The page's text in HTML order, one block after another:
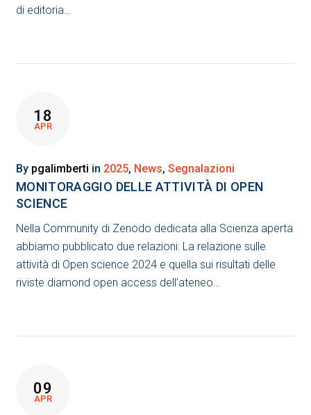
di editoria…
18
APR
By pgalimberti in 2025, News, Segnalazioni
MONITORAGGIO DELLE ATTIVITÀ DI OPEN
SCIENCE
Nella Community di Zenodo dedicata alla Scienza aperta
abbiamo pubblicato due relazioni: La relazione sulle
attività di Open science 2024 e quella sui risultati delle
riviste diamond open access dell’ateneo…
09
APR